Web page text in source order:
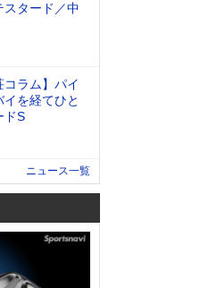
スタード／中
コラム】パイ
を経てひと
ドS
ニュース一覧